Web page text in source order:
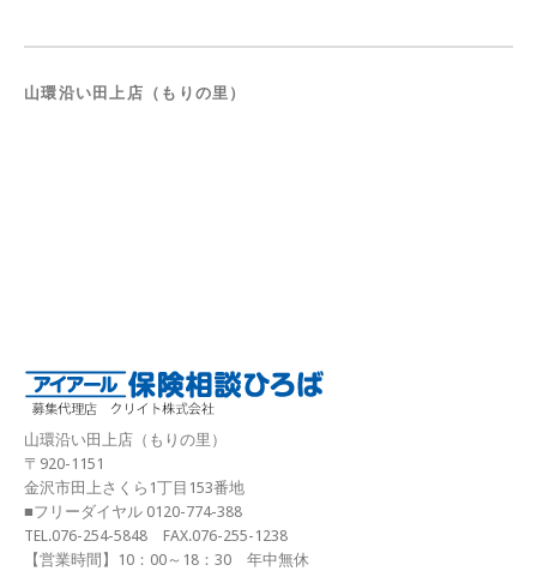
山環沿い田上店（もりの里）
山環沿い田上店（もりの里）
〒920-1151
金沢市田上さくら1丁目153番地
■フリーダイヤル 0120-774-388
TEL.076-254-5848 FAX.076-255-1238
【営業時間】10：00～18：30 年中無休